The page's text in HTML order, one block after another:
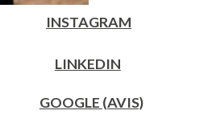
INSTAGRAM
GOOGLE (AVIS)
LINKEDIN